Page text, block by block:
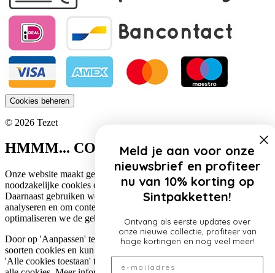
Cookies beheren
© 2026 Tezet
HMMM... COOKIES!
Onze website maakt gebruik van cookies. Zo gebruiken wij
noodzakelijke cookies om de website functioneel te houden.
Daarnaast gebruiken we cookies om het verkeer op onze website te
analyseren en om content te personaliseren. Op deze manier
optimaliseren we de gebruikerservaring op onze website.
Door op 'Aanpassen' te klikken, lees je meer over de specifieke
soorten cookies en kun je jouw voorkeuren aanpassen. Door op
'Alle cookies toestaan' te klikken, ga je akkoord met het gebruik van
Meld je aan voor onze
nieuwsbrief en profiteer
nu van 10% korting op
Sintpakketten!
Ontvang als eerste updates over
onze nieuwe collectie, profiteer van
hoge kortingen en nog veel meer!
Email